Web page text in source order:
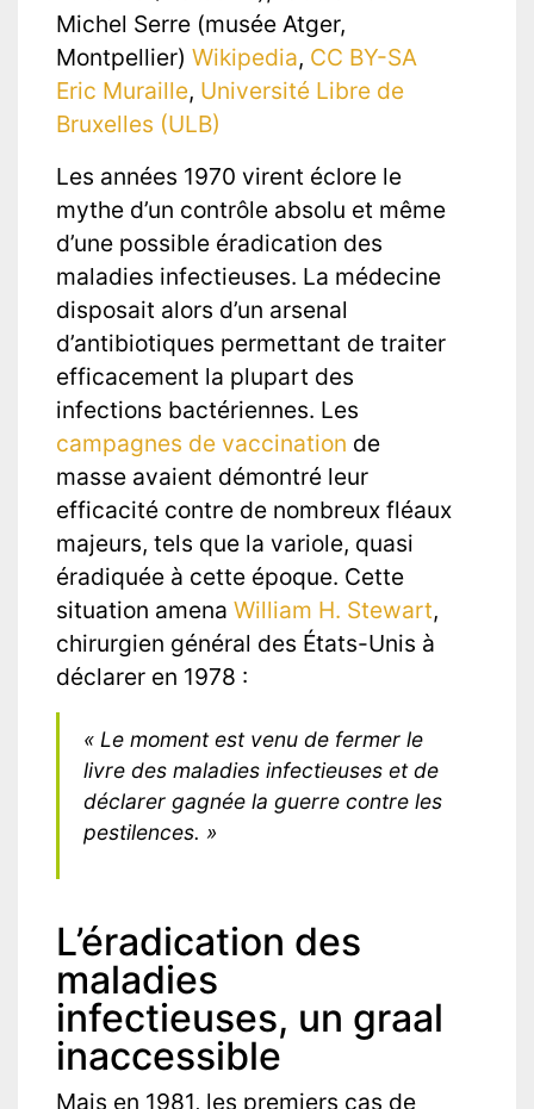
Michel Serre (musée Atger,
Montpellier) Wikipedia, CC BY-SA
Eric Muraille, Université Libre de
Bruxelles (ULB)
Les années 1970 virent éclore le
mythe d’un contrôle absolu et même
d’une possible éradication des
maladies infectieuses. La médecine
disposait alors d’un arsenal
d’antibiotiques permettant de traiter
efficacement la plupart des
infections bactériennes. Les
campagnes de vaccination de
masse avaient démontré leur
efficacité contre de nombreux fléaux
majeurs, tels que la variole, quasi
éradiquée à cette époque. Cette
situation amena William H. Stewart,
chirurgien général des États-Unis à
déclarer en 1978 :
« Le moment est venu de fermer le
livre des maladies infectieuses et de
déclarer gagnée la guerre contre les
pestilences. »
L’éradication des
maladies
infectieuses, un graal
inaccessible
Mais en 1981, les premiers cas de